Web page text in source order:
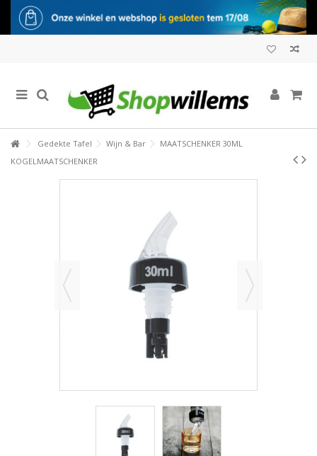
Gedekte Tafel Wijn & Bar
MAATSCHENKER 30ML
KOGELMAATSCHENKER